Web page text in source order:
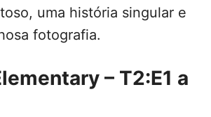
uma história singular e
fotografia.
– T2:E1 a